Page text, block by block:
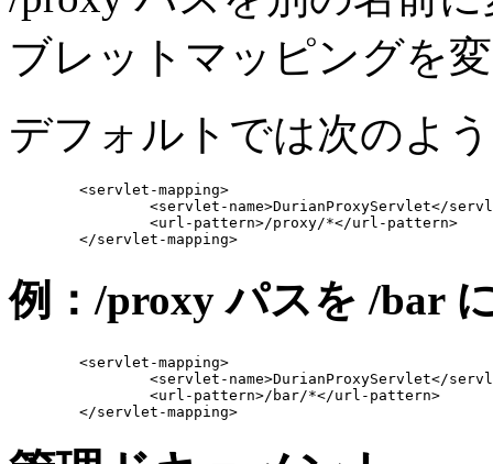
ブレットマッピングを
デフォルトでは次のよ
例：/proxy パスを /bar